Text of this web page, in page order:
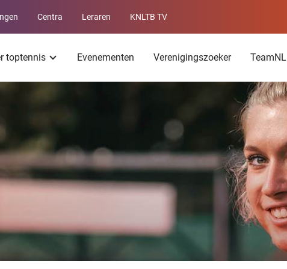
Centra Leraren KNLTB TV
toptennis Evenementen Verenigingszoeker TeamNL